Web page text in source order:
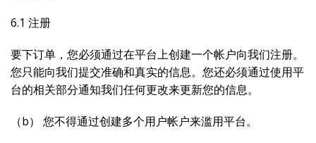
6.1 注册
要下订单，您必须通过在平台上创建一个帐户向我们注册。
您只能向我们提交准确和真实的信息。您还必须通过使用平
台的相关部分通知我们任何更改来更新您的信息。
（b） 您不得通过创建多个用户帐户来滥用平台。